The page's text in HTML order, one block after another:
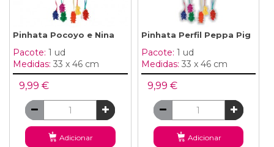
Pinhata Pocoyo e Nina
Pacote: 1 ud
Medidas: 33 x 46 cm
9,99 €
Adicionar
Pinhata Perfil Peppa Pig
Pacote: 1 ud
Medidas: 33 x 46 cm
9,99 €
Adicionar